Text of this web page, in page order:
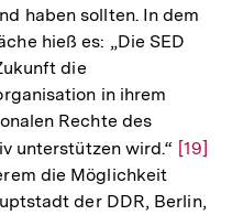
haben sollten. In dem
hieß es: „Die SED
die
in ihrem
Rechte des
unterstützen wird.“ Zur
der
[19]
die Möglichkeit
der DDR, Berlin,